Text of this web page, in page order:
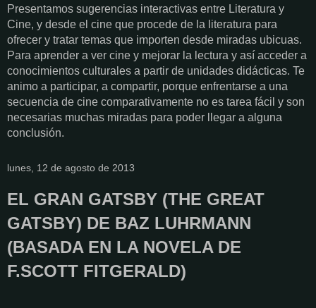
Presentamos sugerencias interactivas entre Literatura y
Cine, y desde el cine que procede de la literatura para
ofrecer y tratar temas que importen desde miradas ubicuas.
Para aprender a ver cine y mejorar la lectura y así acceder a
conocimientos culturales a partir de unidades didácticas. Te
animo a participar, a compartir, porque enfrentarse a una
secuencia de cine comparativamente no es tarea fácil y son
necesarias muchas miradas para poder llegar a alguna
conclusión.
lunes, 12 de agosto de 2013
EL GRAN GATSBY (THE GREAT
GATSBY) DE BAZ LUHRMANN
(BASADA EN LA NOVELA DE
F.SCOTT FITGERALD)